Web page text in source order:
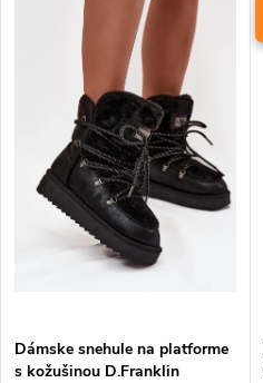
Dámske snehule na platforme
s kožušinou D.Franklin